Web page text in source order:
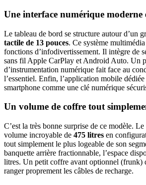
Une interface numérique moderne
Le tableau de bord se structure autour d’un
tactile de 13 pouces. Ce système
fonctions d’infodivertissement. Il intègre de
sans fil Apple CarPlay et Android Auto. Un
d’instrumentation numérique fait face au
l’essentiel. Enfin, l’application mobile
smartphone comme une clé numérique
Un volume de coffre tout
C’est la très bonne surprise de ce modèle.
volume incroyable de 475 litres en
tout simplement le plus logeable de son
banquette arrière fractionnable, l’espace
litres. Un petit coffre avant optionnel (frunk)
ranger proprement les câbles de recharge.